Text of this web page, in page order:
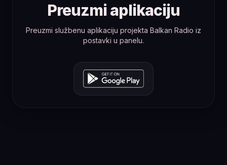
Preuzmi aplikaciju
Preuzmi službenu aplikaciju projekta Balkan Radio iz
postavki u panelu.